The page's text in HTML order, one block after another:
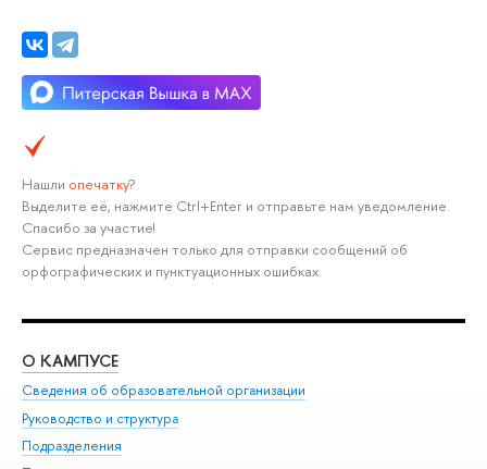
Нашли опечатку?
Выделите её, нажмите Ctrl+Enter и отправьте нам уведомление.
Спасибо за участие!
Сервис предназначен только для отправки сообщений об
орфографических и пунктуационных ошибках.
О КАМПУСЕ
Сведения об образовательной организации
Руководство и структура
Подразделения